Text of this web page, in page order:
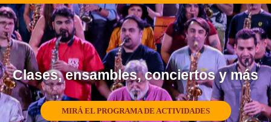
Clases, ensambles, conciertos y más
MIRÁ EL PROGRAMA DE ACTIVIDADES